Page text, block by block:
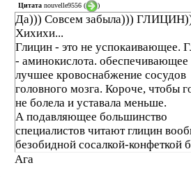
Цитата nouvelle9556 ( )
Да))) Совсем забыла)))
Хихихи...
Глицин - это не успокаивающее.
- аминокислота. обеспечивающее
лучшее кровоснабжение сосудов
головного мозга. Короче, чтобы
не болела и уставала меньше.
А подавляющее большинство
специалистов читают глицин
безобидной сосалкой-конфеткой
выраженных лечебных свойств.
Ага